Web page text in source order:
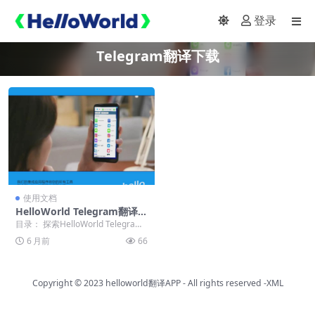
登录
Telegram翻译下载
使用文档
HelloWorld Telegram翻译官
方下载：即时通讯翻译解决方
目录： 探索HelloWorld Telegram
翻译官方下载的世界 获取安全可...
6 月前 66
Copyright © 2023 helloworld翻译APP- All rights reserved -XML